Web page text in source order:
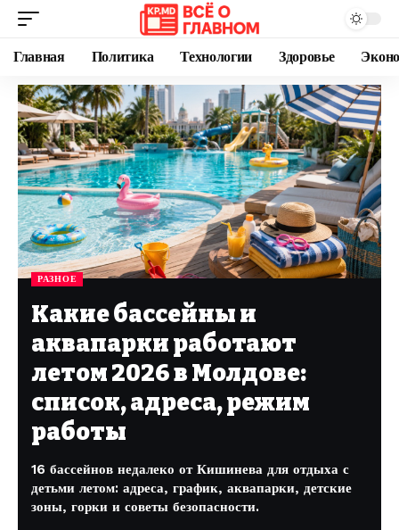
Главная Политика Технологии Здоровье
РАЗНОЕ
Какие бассейны и
аквапарки работают
летом 2026 в Молдове:
список, адреса, режим
работы
16 бассейнов недалеко от Кишинева для отдыха с
детьми летом: адреса, график, аквапарки, детские
зоны, горки и советы безопасности.